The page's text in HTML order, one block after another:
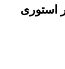
استوری